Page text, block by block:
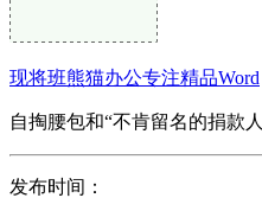
现将班熊猫办公专注精品Word
自掏腰包和“不肯留名的捐款
发布时间：